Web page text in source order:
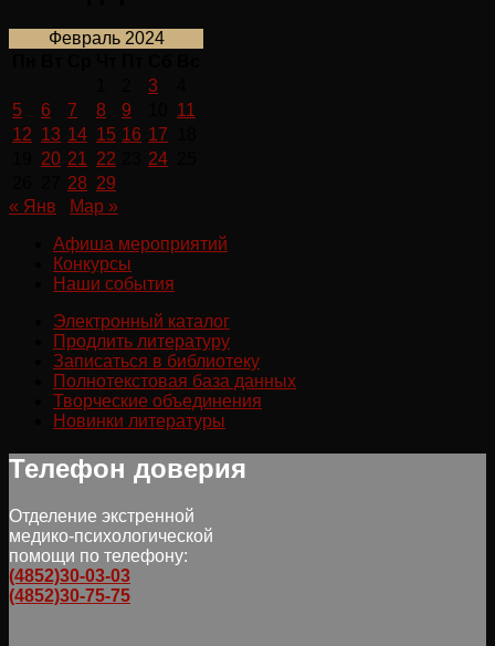
Февраль 2024
3
5
6 7 8 9
11
12 13 14 15 16 17
20 21 22 24
28 29
« Янв
Мар »
Афиша мероприятий
Конкурсы
Наши события
Электронный каталог
Продлить литературу
Записаться в библиотеку
Полнотекстовая база данных
Творческие объединения
Новинки литературы
Телефон доверия
Отделение экстренной
медико-психологической
помощи по телефону:
(4852)30-03-03
(4852)30-75-75